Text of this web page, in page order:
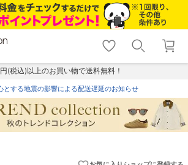
shopping_cart lock_outline
ログイン
(税込)以上のお買い物で送料無料！
とする地震の影響による配送遅延のお知らせ